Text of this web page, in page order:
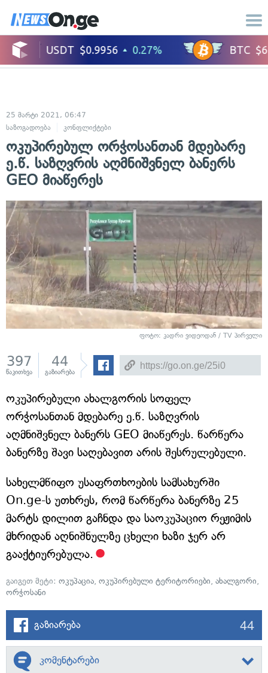
25 მარტი 2021, 06:47
საზოგადოება
კონფლიქტები
ოკუპირებულ ორჭოსანთან მდებარე
ე.წ. საზღვრის აღმნიშვნელ ბანერს
GEO მიაწერეს
ფოტო: კადრი ვიდეოდან / TV პირველი
397
წაკითხვა
44
გაზიარება
ოკუპირებული ახალგორის სოფელ
ორჭოსანთან მდებარე ე.წ. საზღვრის
აღმნიშვნელ ბანერს GEO მიაწერეს. წარწერა
ბანერზე შავი საღებავით არის შესრულებული.
სახელმწიფო უსაფრთხოების სამსახურში
On.ge-ს უთხრეს, რომ წარწერა ბანერზე 25
მარტს დილით გაჩნდა და საოკუპაციო რეჟიმის
მხრიდან აღნიშნულზე ცხელი ხაზი ჯერ არ
გააქტიურებულა.
გაიგეთ მეტი: ოკუპაცია, ოკუპირებული ტერიტორიები, ახალგორი,
ორჭოსანი
გაზიარება 44
კომენტარები